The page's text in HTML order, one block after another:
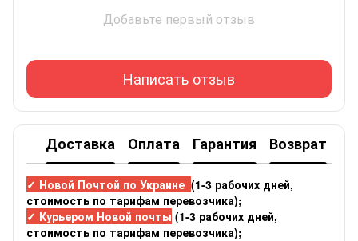
Добавьте первый отзыв
Написать отзыв
Доставка Оплата Гарантия Возврат
✓ Новой Почтой по Украине (1-3 рабочих дней,
стоимость по тарифам перевозчика);
✓ Курьером Новой почты (1-3 рабочих дней,
стоимость по тарифам перевозчика);